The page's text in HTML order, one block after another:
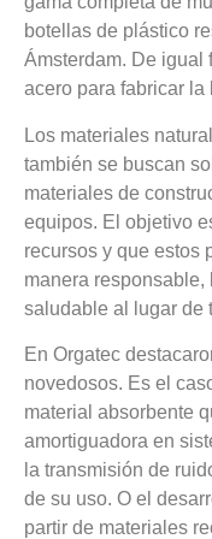
botellas de plástico
Ámsterdam. De igual
acero para fabricar
Los materiales
también se buscan
materiales de
equipos. El objetivo
recursos y que estos
manera
saludable al lugar de
En Orgatec
novedosos. Es el
material absorbente
amortiguadora en
la transmisión de
de su uso. O el
partir de materiales